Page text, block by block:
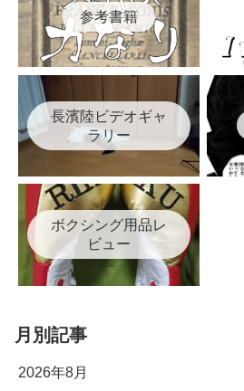
参考書籍
長濱陸ビデオギャ
ラリー
ボクシング用品レ
ビュー
月別記事
2026年8月